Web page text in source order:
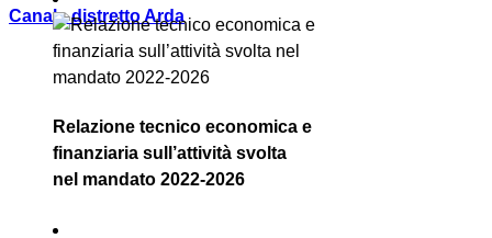
Canale distretto Arda
Relazione tecnico economica e
finanziaria sull’attività svolta
nel mandato 2022-2026